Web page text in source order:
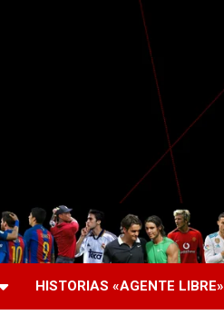
HISTORIAS «AGENTE LIBRE»